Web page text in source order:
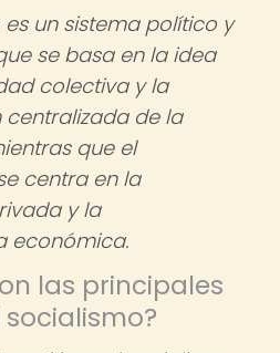
es un sistema político y
se basa en la idea
colectiva y la
de la
que el
centra en la
y la
económica.
las principales